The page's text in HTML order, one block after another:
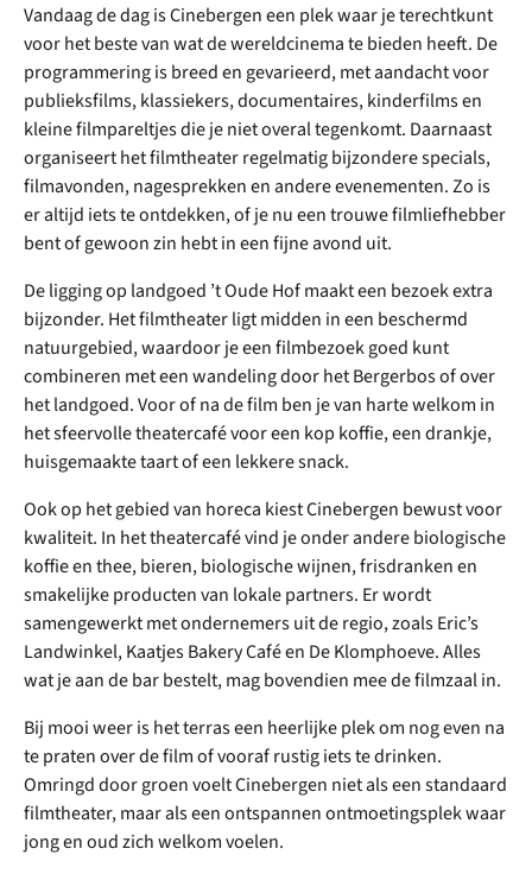
Vandaag de dag is Cinebergen een plek waar je terechtkunt
voor het beste van wat de wereldcinema te bieden heeft. De
programmering is breed en gevarieerd, met aandacht voor
publieksfilms, klassiekers, documentaires, kinderfilms en
kleine filmpareltjes die je niet overal tegenkomt. Daarnaast
organiseert het filmtheater regelmatig bijzondere specials,
filmavonden, nagesprekken en andere evenementen. Zo is
er altijd iets te ontdekken, of je nu een trouwe filmliefhebber
bent of gewoon zin hebt in een fijne avond uit.
De ligging op landgoed ’t Oude Hof maakt een bezoek extra
bijzonder. Het filmtheater ligt midden in een beschermd
natuurgebied, waardoor je een filmbezoek goed kunt
combineren met een wandeling door het Bergerbos of over
het landgoed. Voor of na de film ben je van harte welkom in
het sfeervolle theatercafé voor een kop koffie, een drankje,
huisgemaakte taart of een lekkere snack.
Ook op het gebied van horeca kiest Cinebergen bewust voor
kwaliteit. In het theatercafé vind je onder andere biologische
koffie en thee, bieren, biologische wijnen, frisdranken en
smakelijke producten van lokale partners. Er wordt
samengewerkt met ondernemers uit de regio, zoals Eric’s
Landwinkel, Kaatjes Bakery Café en De Klomphoeve. Alles
wat je aan de bar bestelt, mag bovendien mee de filmzaal in.
Bij mooi weer is het terras een heerlijke plek om nog even na
te praten over de film of vooraf rustig iets te drinken.
Omringd door groen voelt Cinebergen niet als een standaard
filmtheater, maar als een ontspannen ontmoetingsplek waar
jong en oud zich welkom voelen.